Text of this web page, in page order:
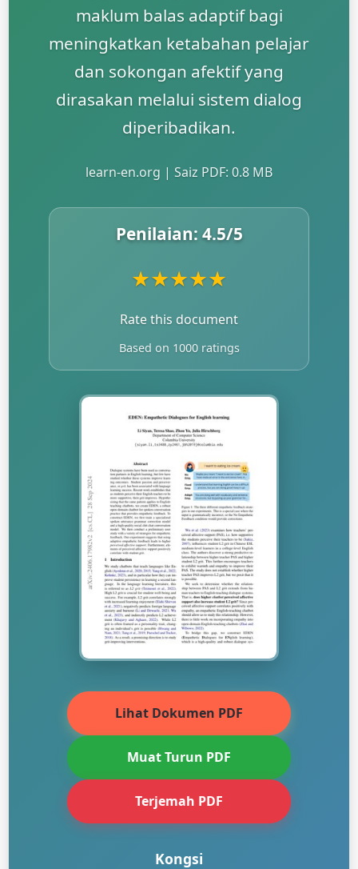
maklum balas adaptif bagi
meningkatkan ketabahan pelajar
dan sokongan afektif yang
dirasakan melalui sistem dialog
diperibadikan.
learn-en.org | Saiz PDF: 0.8 MB
Penilaian: 4.5/5
★★★★★
Rate this document
Based on 1000 ratings
Lihat Dokumen PDF
Muat Turun PDF
Terjemah PDF
Kongsi